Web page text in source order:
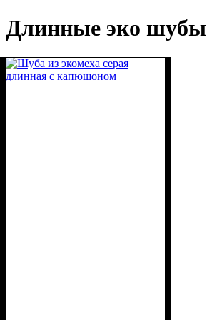
Длинные эко шубы